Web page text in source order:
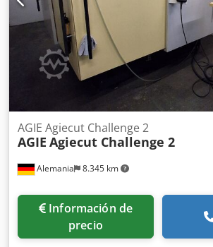
Alemania 8.345 km
AGIE Agiecut Challenge 2
AGIE Agiecut Challenge 2
Información de
precio